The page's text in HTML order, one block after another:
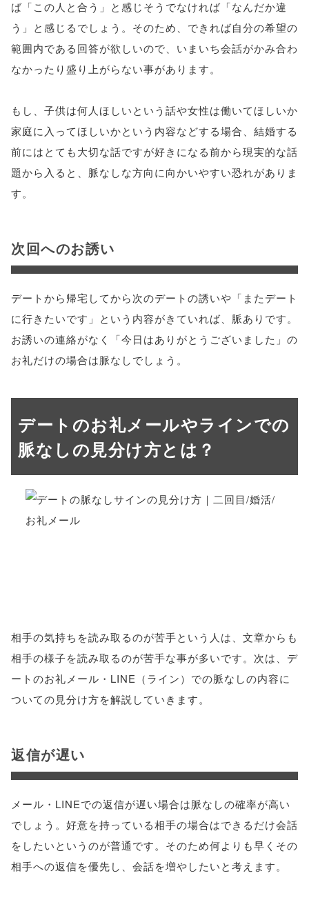
ば「この人と合う」と感じそうでなければ「なんだか違
う」と感じるでしょう。そのため、できれば自分の希望の
範囲内である回答が欲しいので、いまいち会話がかみ合わ
なかったり盛り上がらない事があります。
もし、子供は何人ほしいという話や女性は働いてほしいか
家庭に入ってほしいかという内容などする場合、結婚する
前にはとても大切な話ですが好きになる前から現実的な話
題から入ると、脈なしな方向に向かいやすい恐れがありま
す。
次回へのお誘い
デートから帰宅してから次のデートの誘いや「またデート
に行きたいです」という内容がきていれば、脈ありです。
お誘いの連絡がなく「今日はありがとうございました」の
お礼だけの場合は脈なしでしょう。
デートのお礼メールやラインでの
脈なしの見分け方とは？
相手の気持ちを読み取るのが苦手という人は、文章からも
相手の様子を読み取るのが苦手な事が多いです。次は、デ
ートのお礼メール・LINE（ライン）での脈なしの内容に
ついての見分け方を解説していきます。
返信が遅い
メール・LINEでの返信が遅い場合は脈なしの確率が高い
でしょう。好意を持っている相手の場合はできるだけ会話
をしたいというのが普通です。そのため何よりも早くその
相手への返信を優先し、会話を増やしたいと考えます。